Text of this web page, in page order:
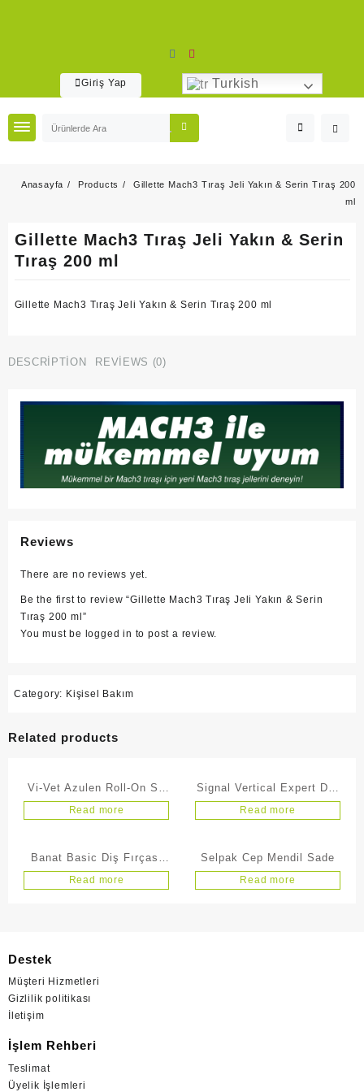
Giriş Yap Turkish
Anasayfa Products
Gillette Mach3 Tıraş Jeli Yakın & Serin Tıraş 200
ml
Gillette Mach3 Tıraş Jeli Yakın & Serin
Tıraş 200 ml
Gillette Mach3 Tıraş Jeli Yakın & Serin Tıraş 200 ml
DESCRIPTION REVIEWS (0)
Reviews
There are no reviews yet.
Be the first to review “Gillette Mach3 Tıraş Jeli Yakın & Serin
Tıraş 200 ml”
You must be
logged in to post a review.
Category: Kişisel Bakım
Related products
Vi-Vet Azulen Roll-On Sir
Ağda 100ml
Read more
Signal Vertical Expert Diş
Fırçası
Read more
Banat Basic Diş Fırçası
3’lü Set
Read more
Selpak Cep Mendil Sade
Read more
Destek
Müşteri Hizmetleri
Gizlilik politikası
İletişim
İşlem Rehberi
Teslimat
Üyelik İşlemleri